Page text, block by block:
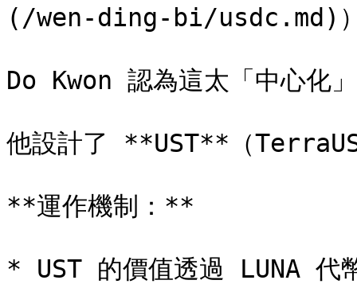
(/wen-ding-bi/usdc.md)）
Do Kwon 認為這太「中心化
他設計了 **UST**（
**運作機制：**
* UST 的價值透過 LUNA 代